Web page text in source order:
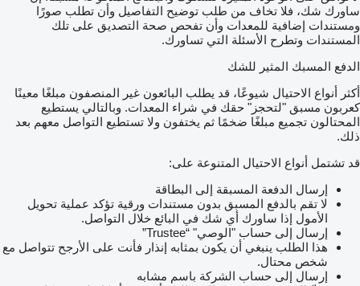
ساورك شك، فلا تخاف من طلب توضيح التفاصيل وأن تطلب صورًا
ومستندات إضافية للمعدات وأن تفحص صحة التصديق على تلك
المستندات وتطرح الأسئلة التي تساورك.
الدفع المسبك المثير للشك
أكثر أنواع الاحتيال شيوعًا، قد يطلب البائعون غير المنصفون مبلغًا معينًا
كعربون مسبق "لتحجز" حقك في شراء المعدات. وبالتالي يستطيع
المحتالون تجميع مبلغًا ضخمًا ثم يختفون ولا تستطيع التواصل معهم بعد
ذلك.
قد تشتمل أنواع الاحتيال المتنوعة على:
إرسال الدفعة المسبقة إلى البطاقة
لا تقم بالدفع المسبق بدون مستندات ورقية تؤكد عملية تحويل
الأمول إذا ساورك أي شك في البائع خلال التواصل.
إرسال إلى حساب "الوصي" “Trustee”
هذا الطلب ينبغي أن يكون بمثابه إنذار فأنت على الأرجح تتواصل مع
شخص محتال.
إرسال إلى حساب الشركة باسم مشابه